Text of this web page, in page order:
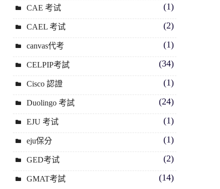
CAE 考试 (1)
CAEL 考试 (2)
canvas代考 (1)
CELPIP考試 (34)
Cisco 認證 (1)
Duolingo 考試 (24)
EJU 考试 (1)
eju保分 (1)
GED考试 (2)
GMAT考試 (14)